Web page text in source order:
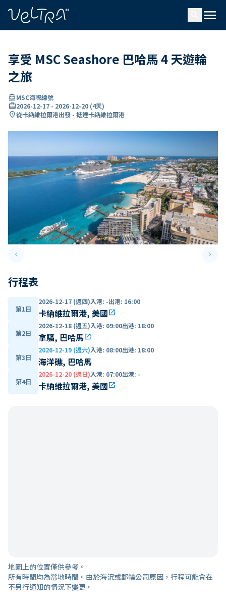
menu
享受 MSC Seashore 巴哈馬 4 天遊輪
之旅
directions_boatMSC海際線號
card_travel2026-12-17 - 2026-12-20 (4天)
location_on從卡納維拉爾港出發 - 抵達卡納維拉爾港
keyboard_arrow_leftPrevious slide keyboard_arrow_right
行程表
第1日
2026-12-17 (週四)入港: -出港: 16:00
卡納維拉爾港, 美國open_in_new
第2日
2026-12-18 (週五)入港: 09:00出港: 18:00
拿騷, 巴哈馬open_in_new
第3日
2026-12-19 (週六)入港: 08:00出港: 18:00
海洋礁, 巴哈馬
第4日
2026-12-20 (週日)入港: 07:00出港: -
卡納維拉爾港, 美國open_in_new
地圖上的位置僅供參考。
所有時間均為當地時間。由於海況或郵輪公司原因，行程可能會在
不另行通知的情況下變更。